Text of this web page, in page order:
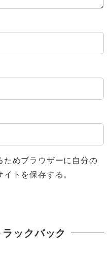
めブラウザーに自分の
トを保存する。
ックバック